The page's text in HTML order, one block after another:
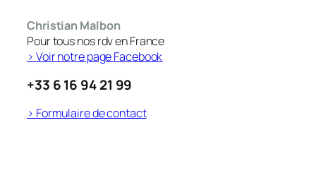
Christian Malbon
Pour tous nos rdv en France
> Voir notre page Facebook
+33 6 16 94 21 99
> Formulaire de contact